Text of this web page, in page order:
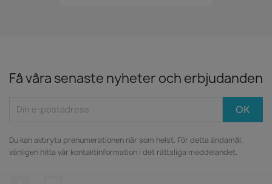
Få våra senaste nyheter och erbjudanden
Du kan avbryta prenumerationen när som helst. För detta ändamål,
vänligen hitta vår kontaktinformation i det rättsliga meddelandet.